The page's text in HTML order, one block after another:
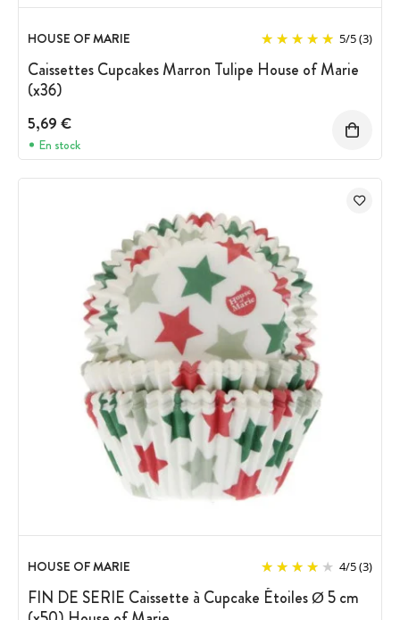
HOUSE OF MARIE 5/5(3)
Caissettes Cupcakes Marron Tulipe House of Marie
(x36)
5,69 €
En stock
HOUSE OF MARIE 4/5(3)
FIN DE SERIE Caissette à Cupcake Étoiles Ø 5 cm